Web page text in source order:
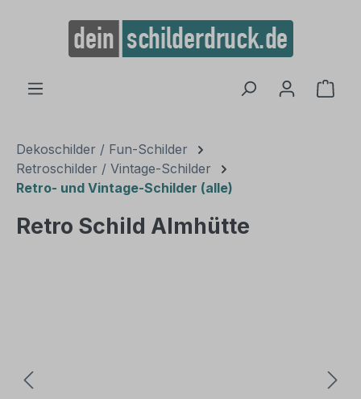
springen
Dekoschilder / Fun-Schilder
Retroschilder / Vintage-Schilder
Retro- und Vintage-Schilder (alle)
Retro Schild Almhütte